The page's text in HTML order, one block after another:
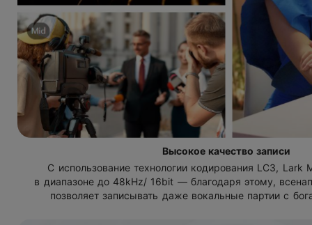
Высокое качество записи
С использование технологии кодирования LC3, Lark
в диапазоне до 48kHz/ 16bit — благодаря этому,
позволяет записывать даже вокальные партии с